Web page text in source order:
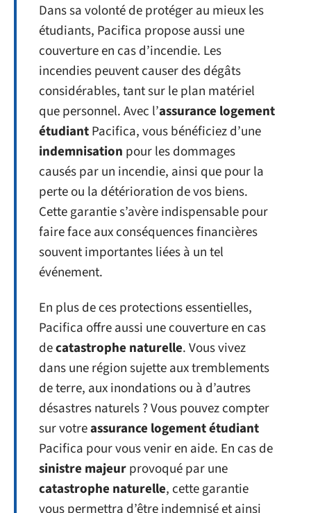
Dans sa volonté de protéger au mieux les
étudiants, Pacifica propose aussi une
couverture en cas d’incendie. Les
incendies peuvent causer des dégâts
considérables, tant sur le plan matériel
que personnel. Avec l’assurance logement
étudiantPacifica, vous bénéficiez d’une
indemnisation pour les dommages
causés par un incendie, ainsi que pour la
perte ou la détérioration de vos biens.
Cette garantie s’avère indispensable pour
faire face aux conséquences financières
souvent importantes liées à un tel
événement.
En plus de ces protections essentielles,
Pacifica offre aussi une couverture en cas
decatastrophe naturelle. Vous vivez
dans une région sujette aux tremblements
de terre, aux inondations ou à d’autres
désastres naturels ? Vous pouvez compter
sur votreassurance logement étudiant
Pacifica pour vous venir en aide. En cas de
sinistre majeurprovoqué par une
catastrophe naturelle, cette garantie